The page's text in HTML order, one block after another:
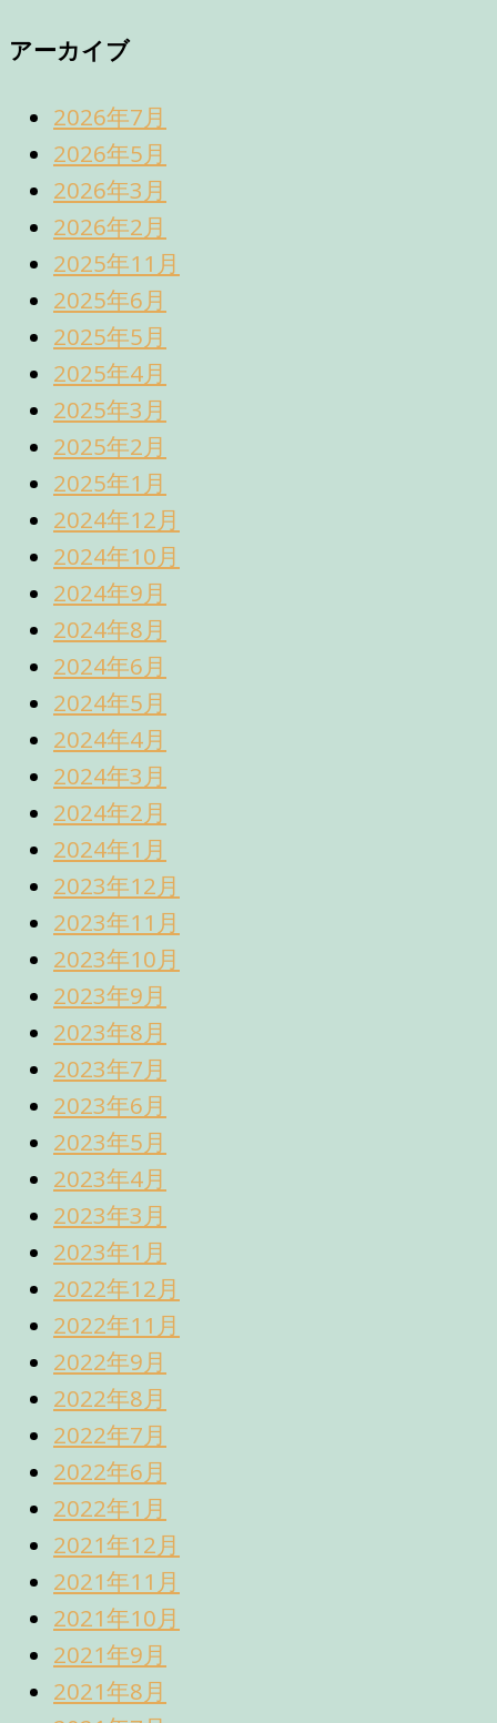
アーカイブ
2026年7月
2026年5月
2026年3月
2026年2月
2025年11月
2025年6月
2025年5月
2025年4月
2025年3月
2025年2月
2025年1月
2024年12月
2024年10月
2024年9月
2024年8月
2024年6月
2024年5月
2024年4月
2024年3月
2024年2月
2024年1月
2023年12月
2023年11月
2023年10月
2023年9月
2023年8月
2023年7月
2023年6月
2023年5月
2023年4月
2023年3月
2023年1月
2022年12月
2022年11月
2022年9月
2022年8月
2022年7月
2022年6月
2022年1月
2021年12月
2021年11月
2021年10月
2021年9月
2021年8月